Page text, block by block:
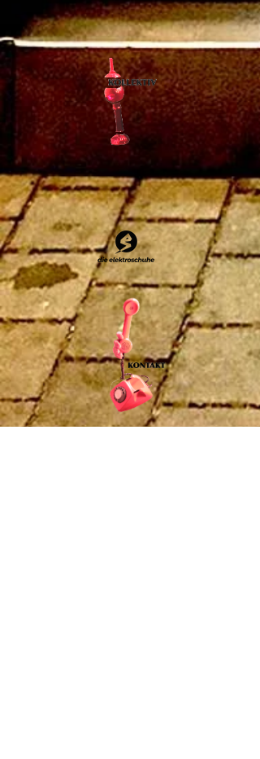
Empfindungen zu erleben, ihre